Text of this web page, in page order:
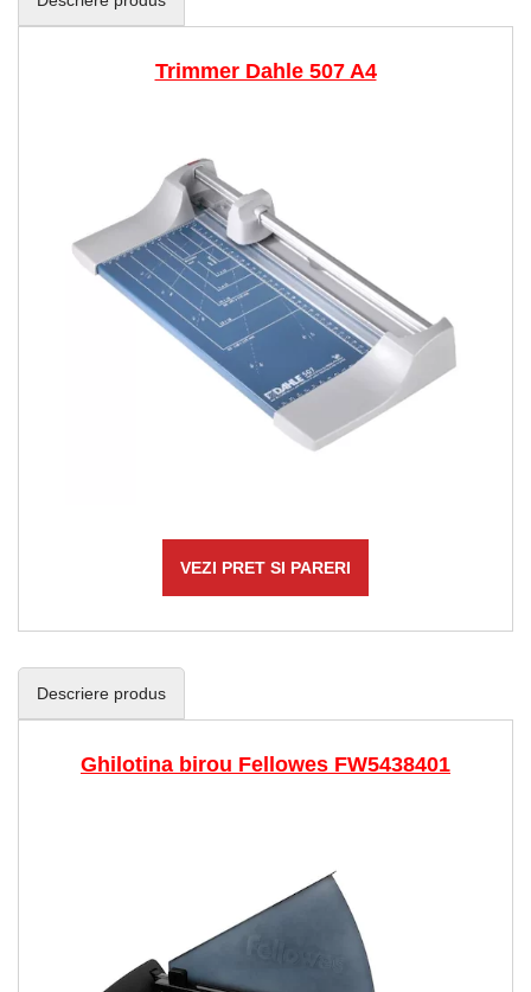
Trimmer Dahle 507 A4
VEZI PRET SI PARERI
Descriere produs
Ghilotina birou Fellowes FW5438401